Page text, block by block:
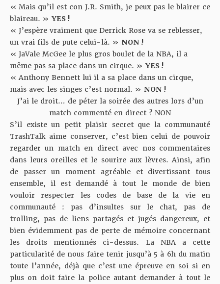
« Mais qu’il est con J.R. Smith, je peux pas le blairer ce
blaireau. » YES !
« J’espère vraiment que Derrick Rose va se reblesser,
un vrai fils de pute celui-là. » NON !
« JaVale McGee le plus gros boulet de la NBA, il a
même pas sa place dans un cirque. » YES !
« Anthony Bennett lui il a sa place dans un cirque,
mais avec les singes c’est normal. » NON !
J’ai le droit… de péter la soirée des autres lors d’un
match commenté en direct ? NON
S’il existe un petit plaisir secret que la communauté
TrashTalk aime conserver, c’est bien celui de pouvoir
regarder un match en direct avec nos commentaires
dans leurs oreilles et le sourire aux lèvres. Ainsi, afin
de passer un moment agréable et divertissant tous
ensemble, il est demandé à tout le monde de bien
vouloir respecter les codes de base de la vie en
communauté : pas d’insultes sur le chat, pas de
trolling, pas de liens partagés et jugés dangereux, et
bien évidemment pas de perte de mémoire concernant
les droits mentionnés ci-dessus. La NBA a cette
particularité de nous faire tenir jusqu’à 5 à 6h du matin
toute l’année, déjà que c’est une épreuve en soi si en
plus on doit faire la police autant demander à tout le